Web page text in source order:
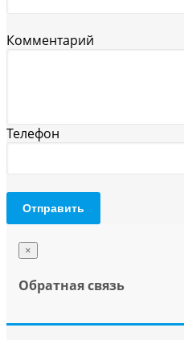
Комментарий
Телефон
Отправить
×
Обратная связь